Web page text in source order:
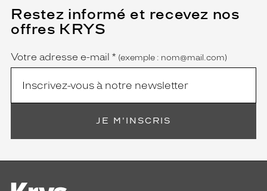
Restez informé et recevez nos
offres KRYS
Name
Votre adresse e-mail *
(Ce
champ
est
obligatoire)
(exemple : nom@mail.com)
JE M'INSCRIS